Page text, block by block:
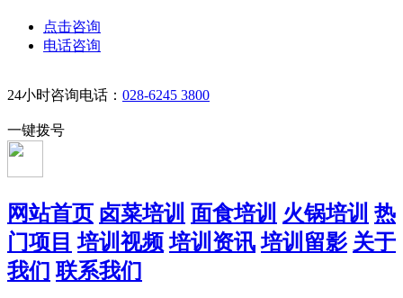
点击咨询
电话咨询
24小时咨询电话： 028-6245 3800
一键拨号
网站首页 卤菜培训 面食培训 火锅培训 热
门项目 培训视频 培训资讯 培训留影 关于
我们 联系我们